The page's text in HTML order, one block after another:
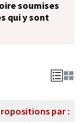
soumises
qui y sont
par :